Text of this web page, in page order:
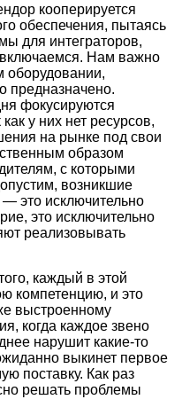
кооперируется
обеспечения, пытаясь
для интеграторов,
Нам важно
оборудовании,
предназначено.
фокусируются
у них нет ресурсов,
на рынке под свои
образом
с которыми
возникшие
— это исключительно
это исключительно
реализовывать
каждый в этой
компетенцию, и это
выстроенному
когда каждое звено
нарушит какие-то
выкинет первое
поставку. Как раз
решать проблемы